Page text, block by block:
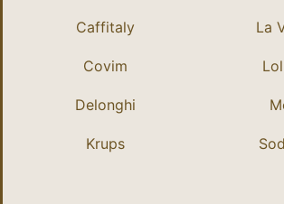
Caffitaly
Covim
Delonghi
Krups
La